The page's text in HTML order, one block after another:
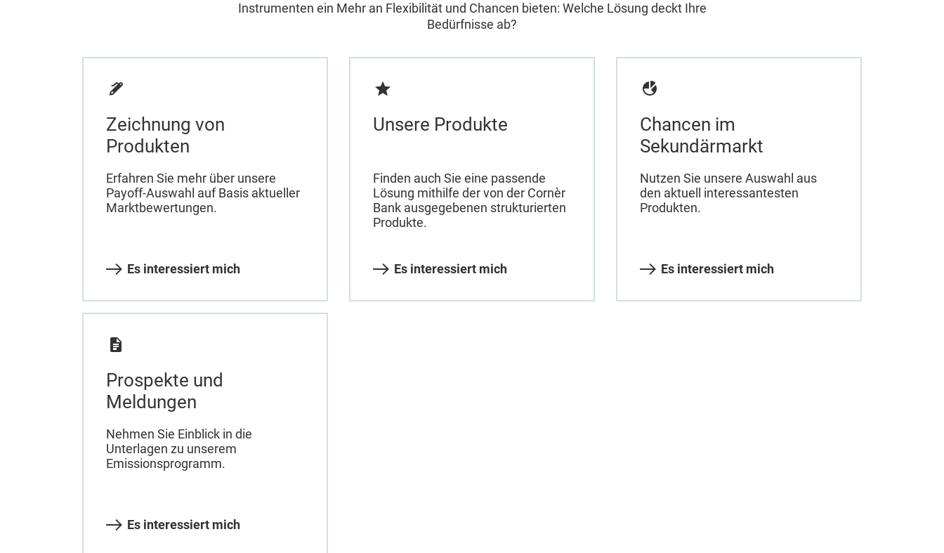
Instrumenten ein Mehr an Flexibilität und Chancen bieten: Welche Lösung deckt Ihre
Bedürfnisse ab?
Zeichnung von
Produkten
Erfahren Sie mehr über unsere
Payoff-Auswahl auf Basis aktueller
Marktbewertungen.
Es interessiert mich
Unsere Produkte
Finden auch Sie eine passende
Lösung mithilfe der von der Cornèr
Bank ausgegebenen strukturierten
Produkte.
Es interessiert mich
Chancen im
Sekundärmarkt
Nutzen Sie unsere Auswahl aus
den aktuell interessantesten
Produkten.
Es interessiert mich
Prospekte und
Meldungen
Nehmen Sie Einblick in die
Unterlagen zu unserem
Emissionsprogramm.
Es interessiert mich